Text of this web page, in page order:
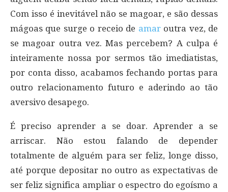
Com isso é inevitável não se magoar, e são dessas
mágoas que surge o receio de amaroutra vez, de
se magoar outra vez. Mas percebem? A culpa é
inteiramente nossa por sermos tão imediatistas,
por conta disso, acabamos fechando portas para
outro relacionamento futuro e aderindo ao tão
aversivo desapego.
É preciso aprender a se doar. Aprender a se
arriscar. Não estou falando de depender
totalmente de alguém para ser feliz, longe disso,
até porque depositar no outro as expectativas de
ser feliz significa ampliar o espectro do egoísmo a